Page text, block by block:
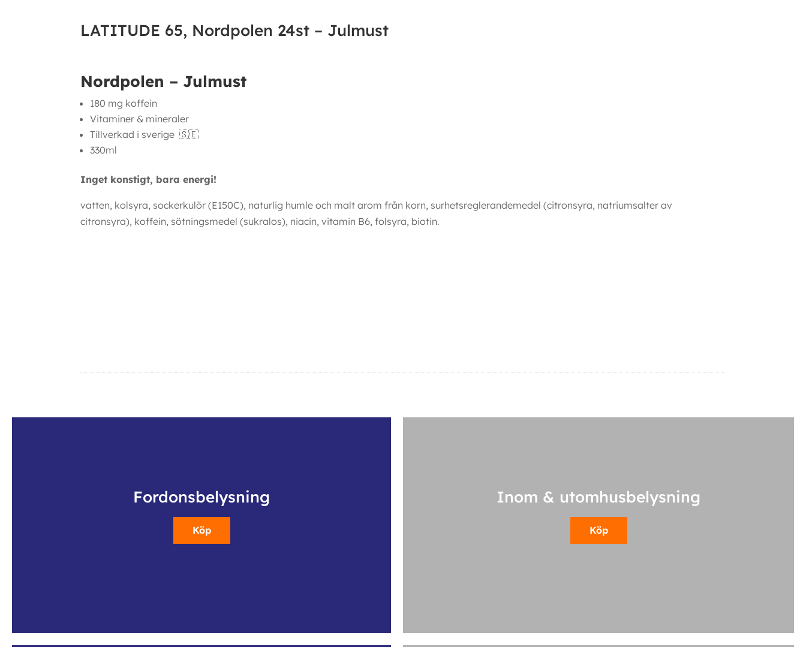
LATITUDE 65, Nordpolen 24st – Julmust
Nordpolen – Julmust
180 mg koffein
Vitaminer & mineraler
Tillverkad i sverige 🇸🇪
330ml
Inget konstigt, bara energi!
vatten, kolsyra, sockerkulör (E150C), naturlig humle och malt arom från korn, surhetsreglerandemedel (citronsyra, natriumsalter av
citronsyra), koffein, sötningsmedel (sukralos), niacin, vitamin B6, folsyra, biotin.
Fordonsbelysning
Köp
Inom & utomhusbelysning
Köp